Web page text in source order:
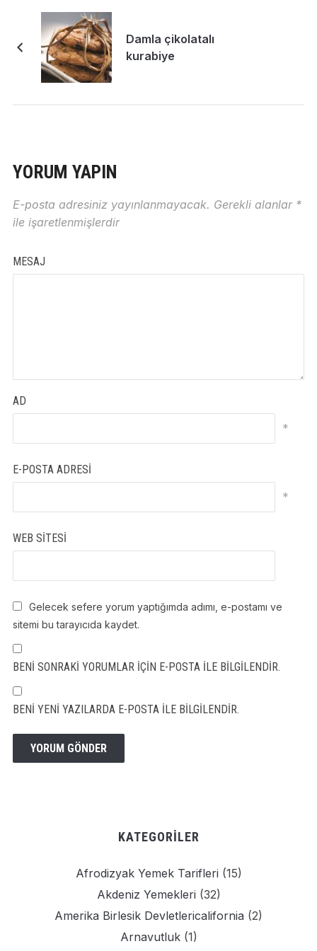
Damla çikolatalı
kurabiye
YORUM YAPIN
E-posta adresiniz yayınlanmayacak. Gerekli alanlar *
ile işaretlenmişlerdir
MESAJ
AD
*
E-POSTA ADRESI
*
WEB SITESI
Gelecek sefere yorum yaptığımda adımı, e-postamı ve
sitemi bu tarayıcıda kaydet.
BENI SONRAKI YORUMLAR IÇIN E-POSTA ILE BILGILENDIR.
BENI YENI YAZILARDA E-POSTA ILE BILGILENDIR.
KATEGORILER
Afrodizyak Yemek Tarifleri (15)
Akdeniz Yemekleri (32)
Amerika Birlesik Devletlericalifornia (2)
Arnavutluk(1)